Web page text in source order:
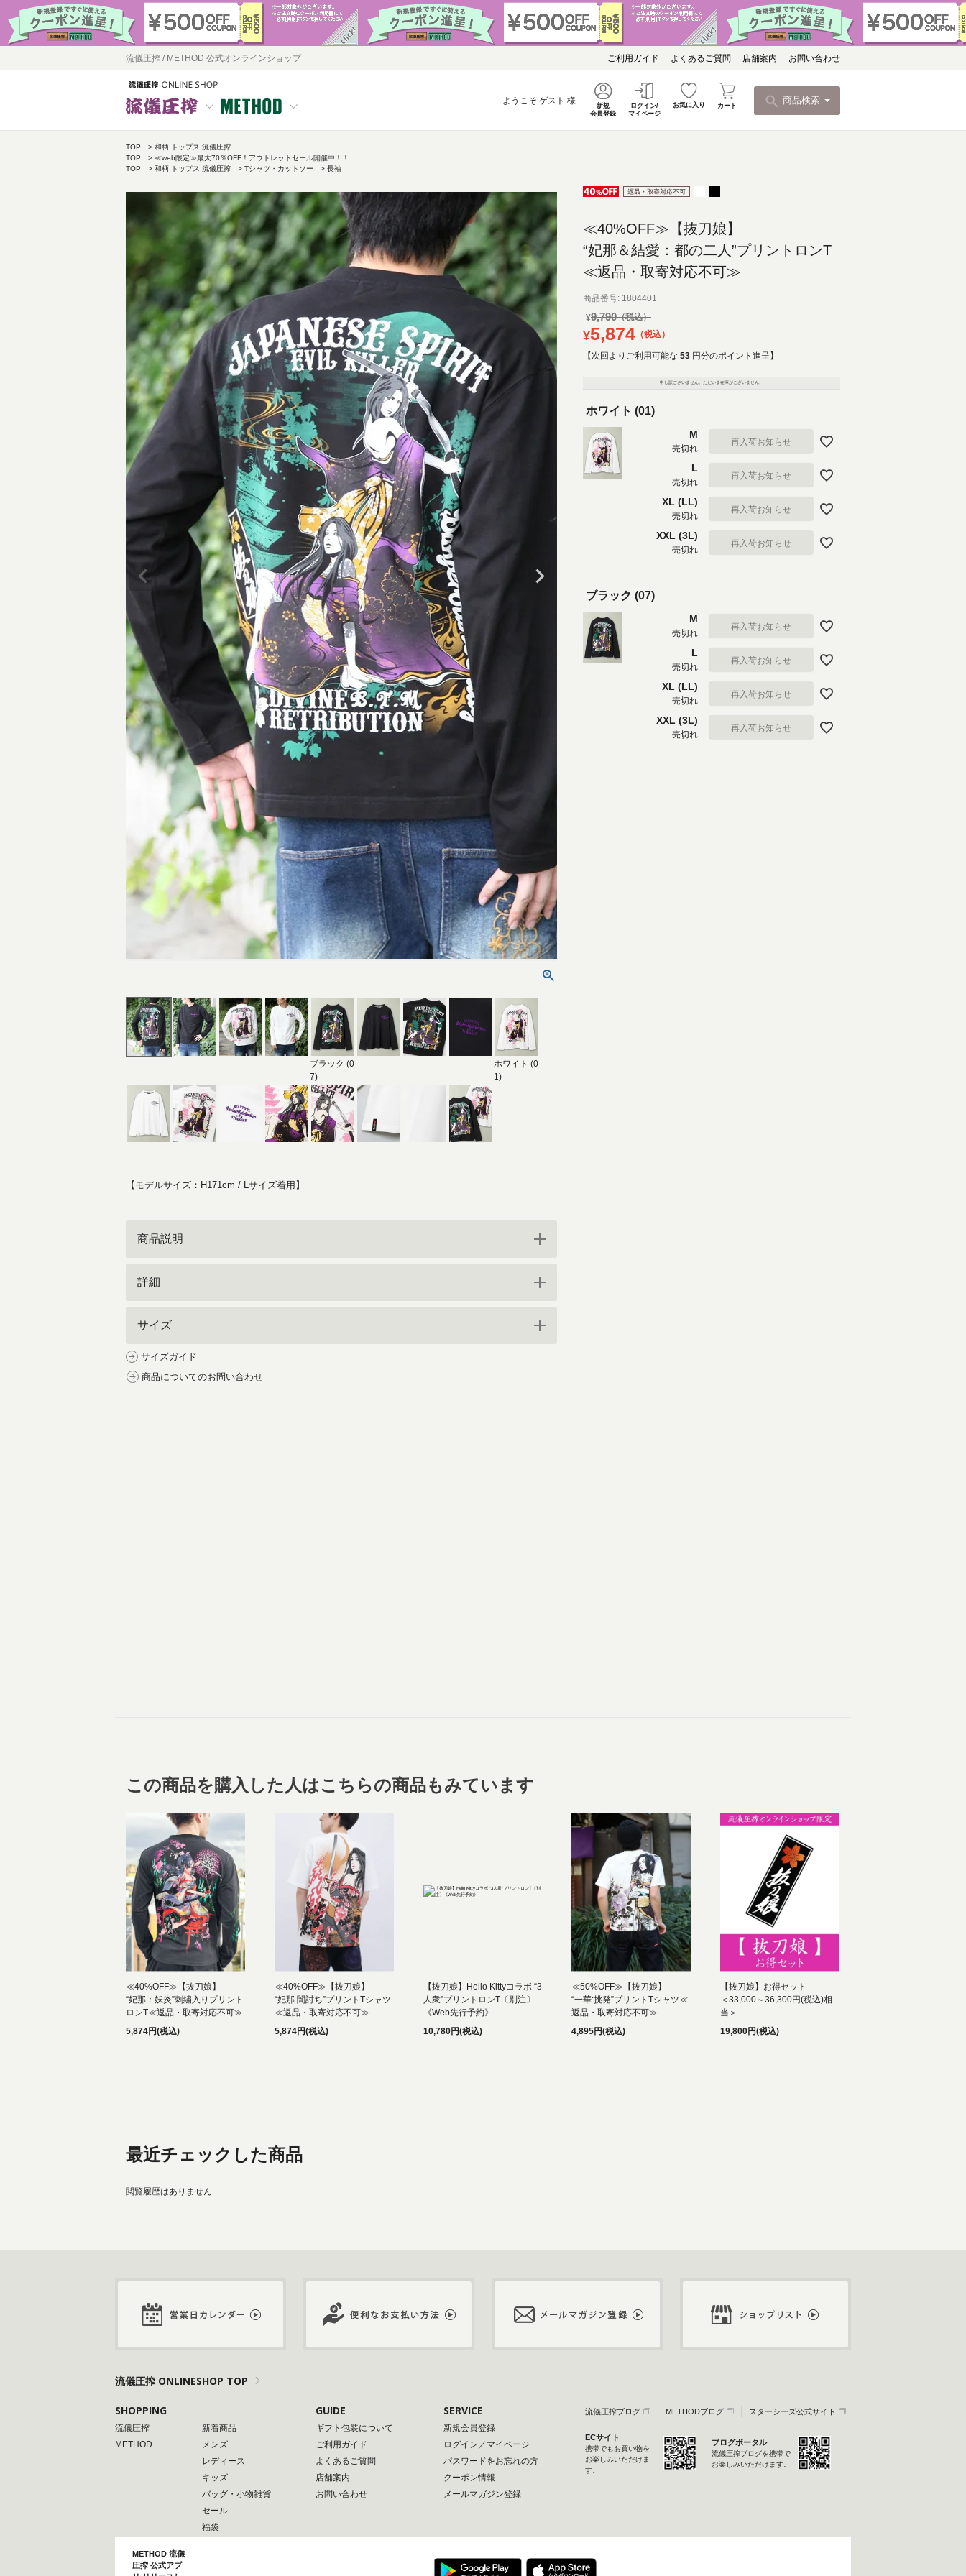
流儀圧搾 / METHOD 公式オンラインショップ ご利用ガイド よくあるご質問 店舗案内 お問い合わせ
ようこそ ゲスト 様
新規
会員登録
ログイン/
マイページ
お気に入り カート 商品検索
TOP
和柄 トップス 流儀圧搾
TOP
≪web限定≫最大70％OFF！アウトレットセール開催中！！
TOP
和柄 トップス 流儀圧搾 Tシャツ・カットソー 長袖
ブラック (0
7)
ホワイト (0
1)
≪40%OFF≫【抜刀娘】
“妃那＆結愛：都の二人”プリントロンT
≪返品・取寄対応不可≫
商品番号 1804401
¥9,790
¥5,874 税込
【次回よりご利用可能な 53 円分のポイント進呈】
申し訳ございません。ただいま在庫がございません。
ホワイト (01)
M
売切れ
再入荷お知らせ
L
売切れ
再入荷お知らせ
XL (LL)
売切れ
再入荷お知らせ
XXL (3L)
売切れ
再入荷お知らせ
ブラック (07)
M
売切れ
再入荷お知らせ
L
売切れ
再入荷お知らせ
XL (LL)
売切れ
再入荷お知らせ
XXL (3L)
売切れ
再入荷お知らせ
【モデルサイズ：H171cm / Lサイズ着用】
商品説明
詳細
サイズ
サイズガイド
商品についてのお問い合わせ
この商品を購入した人はこちらの商品もみています
≪40%OFF≫【抜刀娘】
“妃那：妖炎”刺繍入りプリント
ロンT≪返品・取寄対応不可≫
5,874円(税込)
≪40%OFF≫【抜刀娘】
“妃那 闇討ち”プリントTシャツ
≪返品・取寄対応不可≫
5,874円(税込)
【抜刀娘】Hello Kittyコラボ “3
人衆”プリントロンT〔別注〕
《Web先行予約》
10,780円(税込)
≪50%OFF≫【抜刀娘】
“一華:挑発”プリントTシャツ≪
返品・取寄対応不可≫
4,895円(税込)
【抜刀娘】お得セット
＜33,000～36,300円(税込)相
当＞
19,800円(税込)
最近チェックした商品
閲覧履歴はありません
流儀圧搾 ONLINESHOP TOP
SHOPPING
流儀圧搾
METHOD
新着商品
メンズ
レディース
キッズ
バッグ・小物雑貨
セール
福袋
GUIDE
ギフト包装について
ご利用ガイド
よくあるご質問
店舗案内
お問い合わせ
SERVICE
新規会員登録
ログイン／マイページ
パスワードをお忘れの方
クーポン情報
メールマガジン登録
流儀圧搾ブログ METHODブログ スターシーズ公式サイト
ECサイト
携帯でもお買い物を
お楽しみいただけま
す。
ブログポータル
流儀圧搾ブログを携帯で
お楽しみいただけます。
METHOD 流儀
圧搾 公式アプ